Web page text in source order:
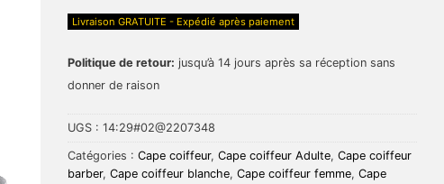
Livraison GRATUITE - Expédié après paiement
Politique de retour: jusqu’à 14 jours après sa réception sans
donner de raison
UGS : 14:29#02@2207348
Catégories : Cape coiffeur, Cape coiffeur Adulte, Cape coiffeur
barber, Cape coiffeur blanche, Cape coiffeur femme, Cape